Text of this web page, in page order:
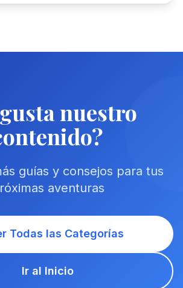
nuestro
guías y consejos para tus
aventuras
Todas las Categorías
Ir al Inicio